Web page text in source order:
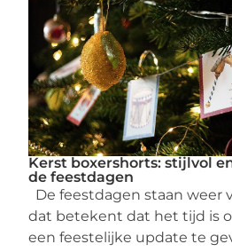
Kerst boxershorts: stijlvol
de feestdagen
De feestdagen staan weer
dat betekent dat het tijd is
een feestelijke update te